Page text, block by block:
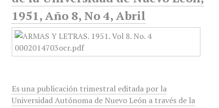
1951, Año 8, No 4, Abril
Es una publicación trimestral editada por la
Universidad Autónoma de Nuevo León a través de la